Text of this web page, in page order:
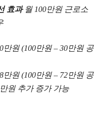
효과월 100만원 근로소
만원 (100만원 – 30만원 공
만원 (100만원 – 72만원 공
원 추가 증가 가능